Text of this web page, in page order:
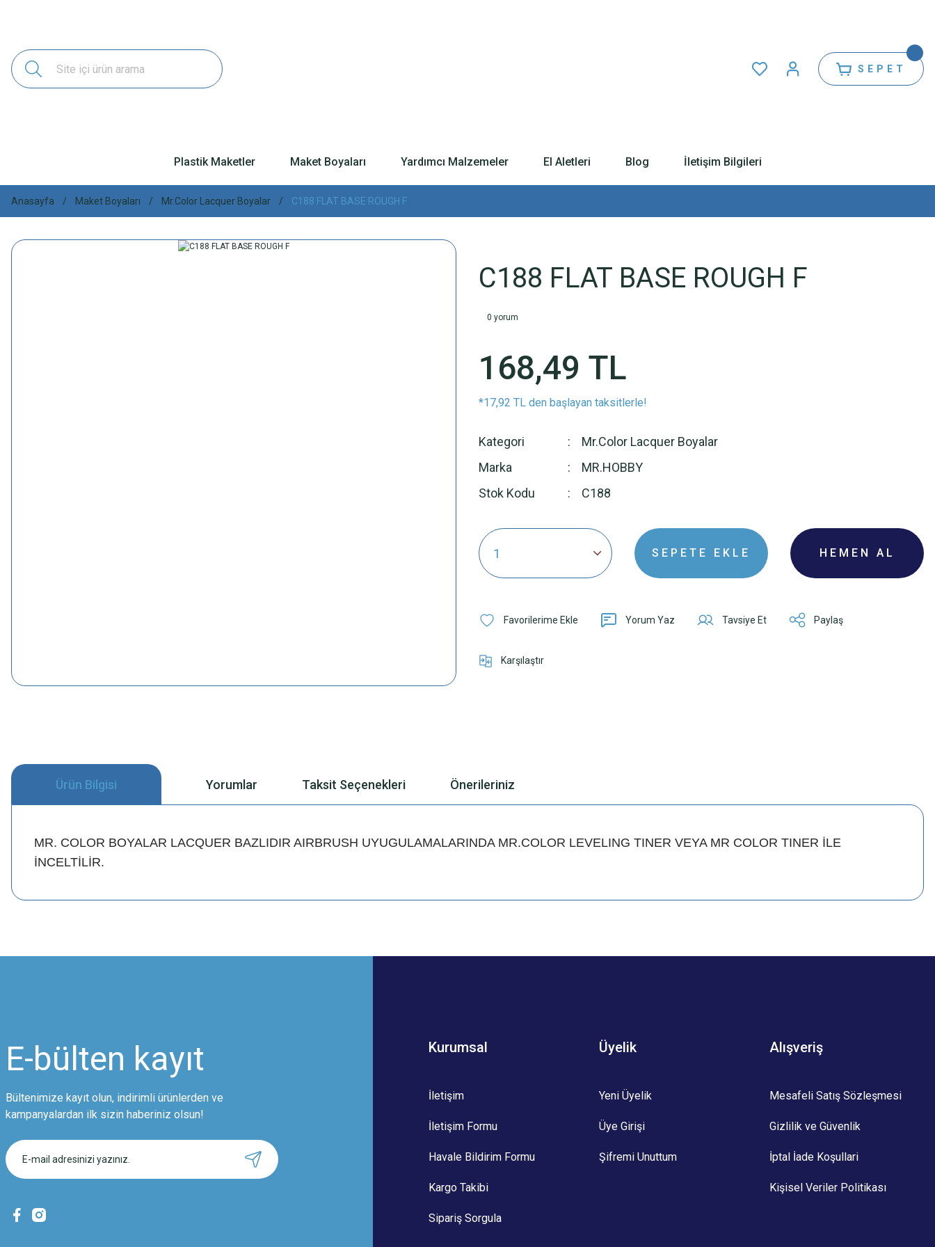
SEPET
Plastik Maketler Maket Boyaları Yardımcı Malzemeler El Aletleri Blog İletişim Bilgileri
Anasayfa Maket Boyaları Mr.Color Lacquer Boyalar C188 FLAT BASE ROUGH F
C188 FLAT BASE ROUGH F
0 yorum
168,49 TL
*17,92 TL den başlayan taksitlerle!
Kategori
Mr.Color Lacquer Boyalar
Marka
MR.HOBBY
Stok Kodu
C188
SEPETE EKLE HEMEN AL
Yorum Yaz Tavsiye Et Paylaş
Karşılaştır
Ürün Bilgisi Yorumlar Taksit Seçenekleri Önerileriniz
MR. COLOR BOYALAR LACQUER BAZLIDIR AIRBRUSH UYUGULAMALARINDA MR.COLOR LEVELING TINER VEYA MR COLOR TINER İLE
İNCELTİLİR.
Bu ürüne ilk yorumu siz yapın!
Bu ürüne benzer farklı alternatifler olmalı.
Gönder
E-bülten kayıt
Bültenimize kayıt olun, indirimli ürünlerden ve
kampanyalardan ilk sizin haberiniz olsun!
Kurumsal
İletişim
İletişim Formu
Havale Bildirim Formu
Kargo Takibi
Sipariş Sorgula
Üyelik
Yeni Üyelik
Üye Girişi
Şifremi Unuttum
Alışveriş
Mesafeli Satış Sözleşmesi
Gizlilik ve Güvenlik
İptal İade Koşullari
Kişisel Veriler Politikası